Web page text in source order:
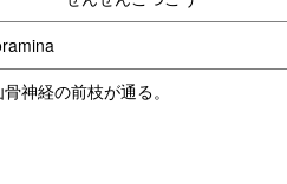
神経の前枝が通る。